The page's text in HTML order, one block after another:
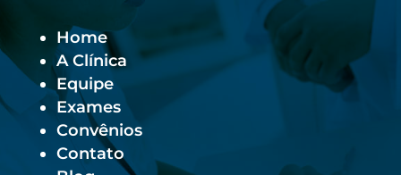
Home
A Clínica
Equipe
Exames
Convênios
Contato